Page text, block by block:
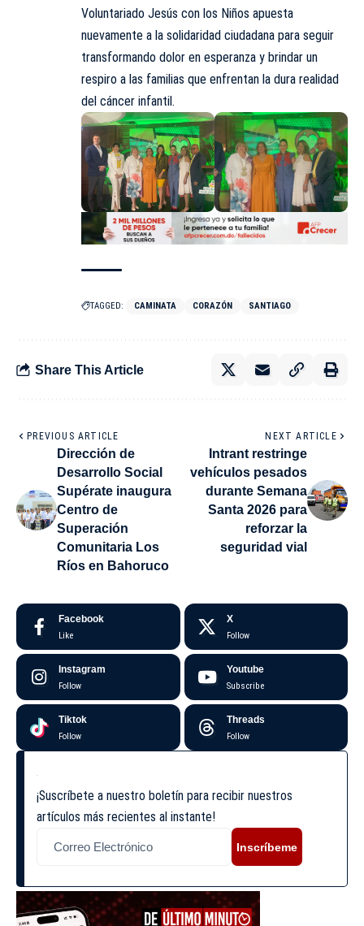
Voluntariado Jesús con los Niños apuesta
nuevamente a la solidaridad ciudadana para seguir
transformando dolor en esperanza y brindar un
respiro a las familias que enfrentan la dura realidad
del cáncer infantil.
TAGGED: CAMINATA CORAZÓN SANTIAGO
Share This Article
PREVIOUS ARTICLE
Dirección de
Desarrollo Social
Supérate inaugura
Centro de
Superación
Comunitaria Los
Ríos en Bahoruco
NEXT ARTICLE
Intrant restringe
vehículos pesados
durante Semana
Santa 2026 para
reforzar la
seguridad vial
Facebook
Like
X
Follow
Instagram
Follow
Youtube
Subscribe
Tiktok
Follow
Threads
Follow
¡Suscríbete a nuestro boletín para recibir nuestros
artículos más recientes al instante!
Inscríbeme